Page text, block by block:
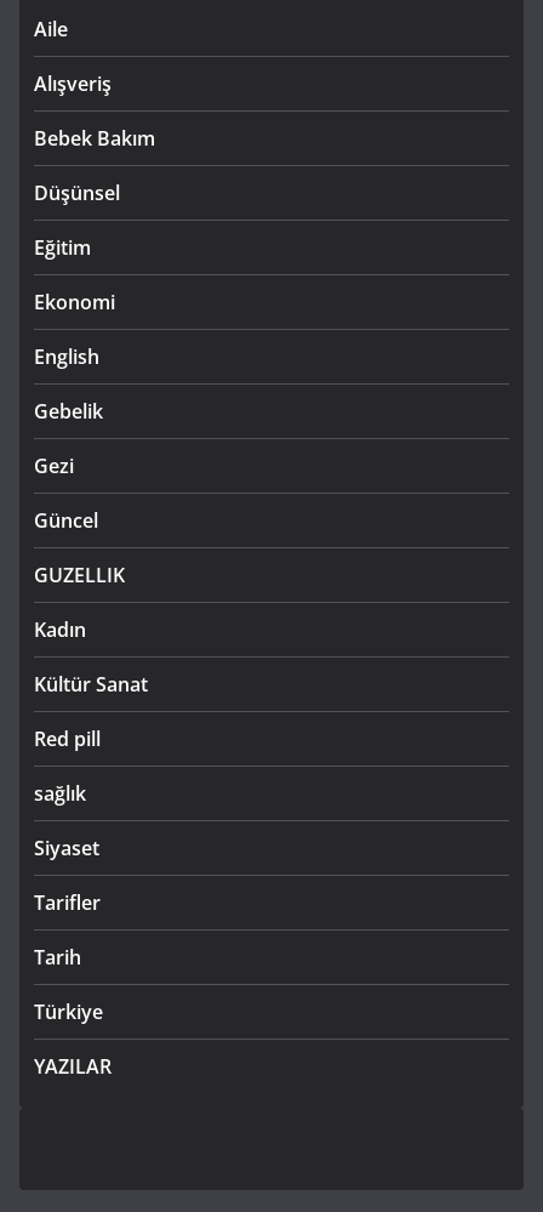
Aile
Alışveriş
Bebek Bakım
Düşünsel
Eğitim
Ekonomi
English
Gebelik
Gezi
Güncel
GUZELLIK
Kadın
Kültür Sanat
Red pill
sağlık
Siyaset
Tarifler
Tarih
Türkiye
YAZILAR